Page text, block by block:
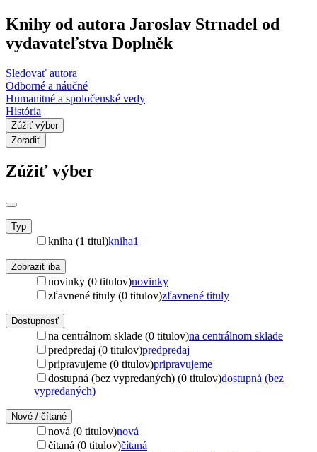
Knihy od autora Jaroslav Strnadel od
vydavateľstva Doplněk
Sledovať autora
Odborné a náučné
Humanitné a spoločenské vedy
História
Zúžiť výber
Zoradiť
Zúžiť výber
Typ
kniha (1 titul)kniha1
Zobraziť iba
novinky (0 titulov)novinky
zľavnené tituly (0 titulov)zľavnené tituly
Dostupnosť
na centrálnom sklade (0 titulov)na centrálnom sklade
predpredaj (0 titulov)predpredaj
pripravujeme (0 titulov)pripravujeme
dostupná (bez vypredaných) (0 titulov)dostupná (bez
vypredaných)
Nové / čítané
nová (0 titulov)nová
čítaná (0 titulov)čítaná